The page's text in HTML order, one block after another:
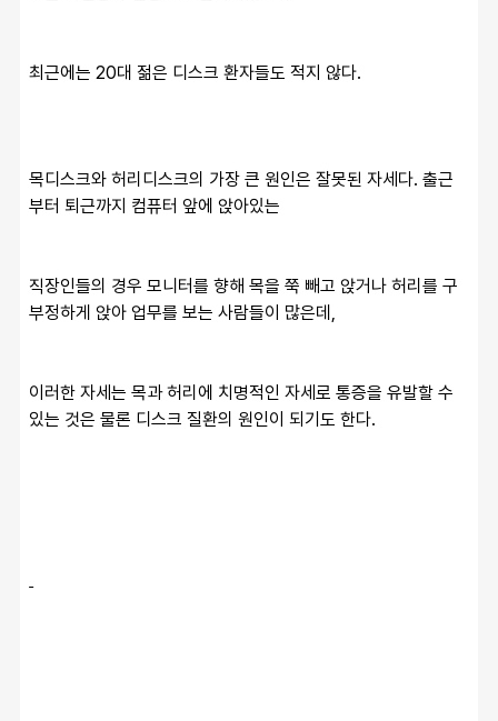
최근에는 20대 젊은 디스크 환자들도 적지 않다.
목디스크와 허리디스크의 가장 큰 원인은 잘못된 자세다. 출근
부터 퇴근까지 컴퓨터 앞에 앉아있는
직장인들의 경우 모니터를 향해 목을 쭉 빼고 앉거나 허리를 구
부정하게 앉아 업무를 보는 사람들이 많은데,
이러한 자세는 목과 허리에 치명적인 자세로 통증을 유발할 수
있는 것은 물론 디스크 질환의 원인이 되기도 한다.